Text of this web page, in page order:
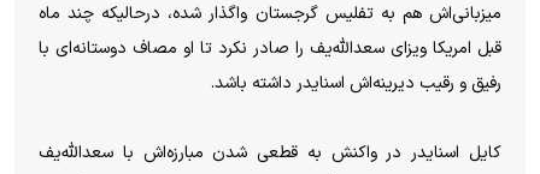
میزبانی‌اش هم به تفلیس گرجستان واگذار شده، درحالیکه چند ماه
قبل امریکا ویزای سعدالله‌یف را صادر نکرد تا او مصاف دوستانه‌ای با
رفیق و رقیب دیرینه‌اش اسنایدر داشته باشد.
کایل اسنایدر در واکنش به قطعی شدن مبارزه‌اش با سعدالله‌یف